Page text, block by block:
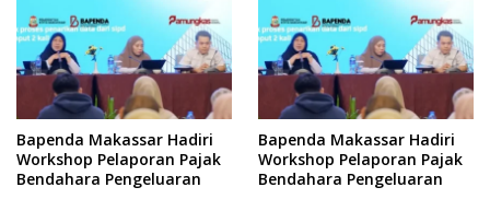
Bapenda Makassar Hadiri
Workshop Pelaporan Pajak
Bendahara Pengeluaran
Bapenda Makassar Hadiri
Workshop Pelaporan Pajak
Bendahara Pengeluaran